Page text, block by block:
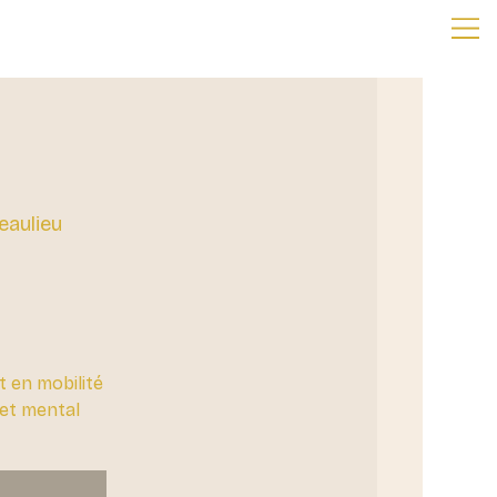
en mobilité
mental